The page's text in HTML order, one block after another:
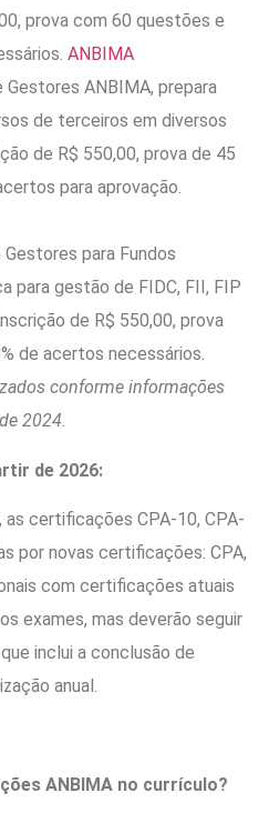
prova com 60 questões e
ANBIMA
ANBIMA, prepara
de terceiros em diversos
de R$ 550,00, prova de 45
para aprovação.
para Fundos
para gestão de FIDC, FII, FIP
de R$ 550,00, prova
de acertos necessários.
conforme informações
2024.
de 2026:
certificações CPA-10, CPA-
por novas certificações: CPA,
com certificações atuais
exames, mas deverão seguir
inclui a conclusão de
anual.
ANBIMA no currículo?